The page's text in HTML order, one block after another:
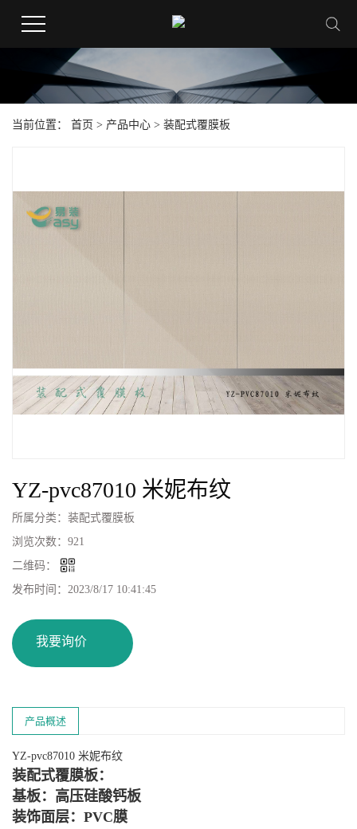
当前位置： 首页 > 产品中心 > 装配式覆膜板
YZ-pvc87010 米妮布纹
所属分类： 装配式覆膜板
浏览次数： 921
二维码：
发布时间： 2023/8/17 10:41:45
我要询价
产品概述
YZ-pvc87010 米妮布纹
装配式覆膜板：
基板：高压硅酸钙板
装饰面层：PVC膜